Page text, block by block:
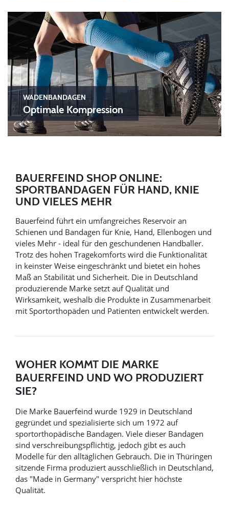
WADENBANDAGEN
Optimale Kompression
BAUERFEIND SHOP ONLINE:
SPORTBANDAGEN FÜR HAND, KNIE
UND VIELES MEHR
Bauerfeind führt ein umfangreiches Reservoir an
Schienen und Bandagen für Knie, Hand, Ellenbogen und
vieles Mehr - ideal für den geschundenen Handballer.
Trotz des hohen Tragekomforts wird die Funktionalität
in keinster Weise eingeschränkt und bietet ein hohes
Maß an Stabilität und Sicherheit. Die in Deutschland
produzierende Marke setzt auf Qualität und
Wirksamkeit, weshalb die Produkte in Zusammenarbeit
mit Sportorthopäden und Patienten entwickelt werden.
WOHER KOMMT DIE MARKE
BAUERFEIND UND WO PRODUZIERT
SIE?
Die Marke Bauerfeind wurde 1929 in Deutschland
gegründet und spezialisierte sich um 1972 auf
sportorthopädische Bandagen. Viele dieser Bandagen
sind verschreibungspflichtig, jedoch gibt es auch
Modelle für den alltäglichen Gebrauch. Die in Thüringen
sitzende Firma produziert ausschließlich in Deutschland,
das "Made in Germany" verspricht hier höchste
Qualität.